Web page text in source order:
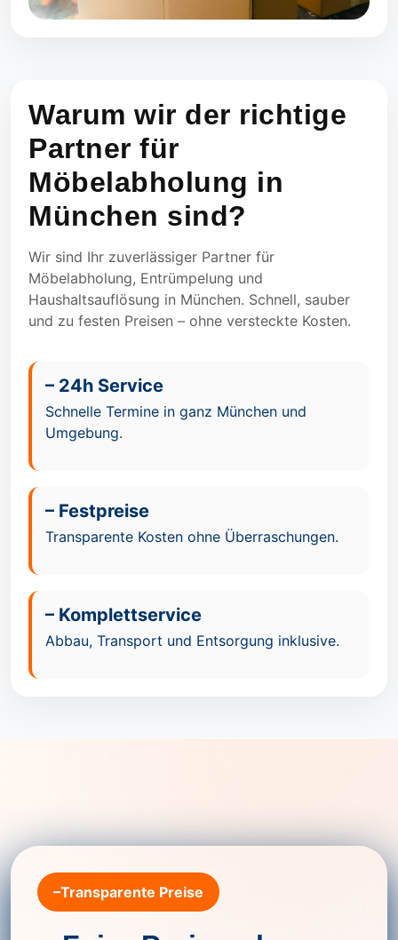
Warum wir der richtige
Partner für
Möbelabholung in
München sind?
Wir sind Ihr zuverlässiger Partner für
Möbelabholung, Entrümpelung und
Haushaltsauflösung in München. Schnell, sauber
und zu festen Preisen – ohne versteckte Kosten.
– 24h Service
Schnelle Termine in ganz München und
Umgebung.
– Festpreise
Transparente Kosten ohne Überraschungen.
– Komplettservice
Abbau, Transport und Entsorgung inklusive.
–Transparente Preise